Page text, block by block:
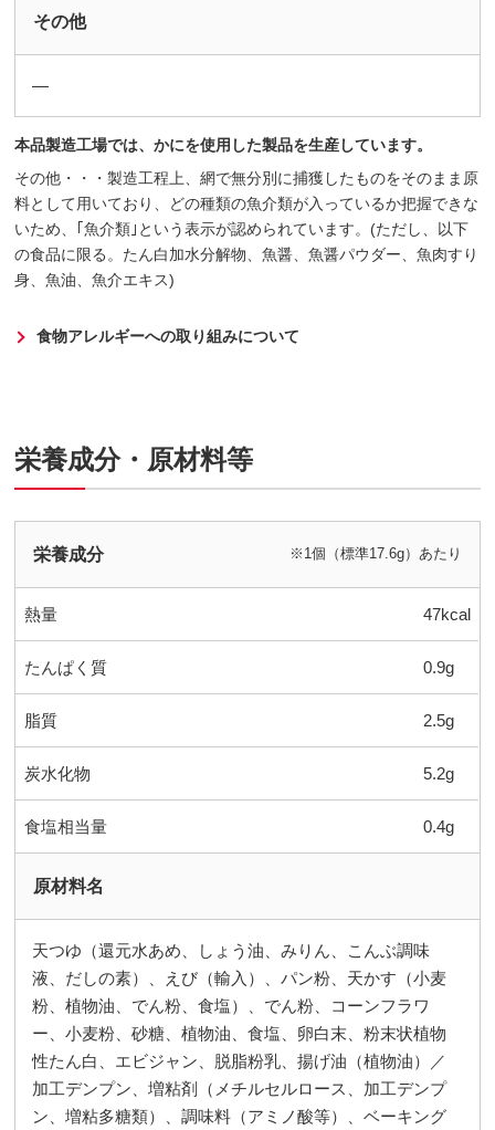
その他
―
本品製造工場では、かにを使用した製品を生産しています。
その他・・・製造工程上、網で無分別に捕獲したものをそのまま原
料として用いており、どの種類の魚介類が入っているか把握できな
いため、｢魚介類｣という表示が認められています。(ただし、以下
の食品に限る。たん白加水分解物、魚醤、魚醤パウダー、魚肉すり
身、魚油、魚介エキス)
食物アレルギーへの取り組みについて
栄養成分・原材料等
栄養成分 ※1個（標準17.6g）あたり
熱量 47kcal
たんぱく質 0.9g
脂質 2.5g
炭水化物 5.2g
食塩相当量 0.4g
原材料名
天つゆ（還元水あめ、しょう油、みりん、こんぶ調味
液、だしの素）、えび（輸入）、パン粉、天かす（小麦
粉、植物油、でん粉、食塩）、でん粉、コーンフラワ
ー、小麦粉、砂糖、植物油、食塩、卵白末、粉末状植物
性たん白、エビジャン、脱脂粉乳、揚げ油（植物油）／
加工デンプン、増粘剤（メチルセルロース、加工デンプ
ン、増粘多糖類）、調味料（アミノ酸等）、ベーキング